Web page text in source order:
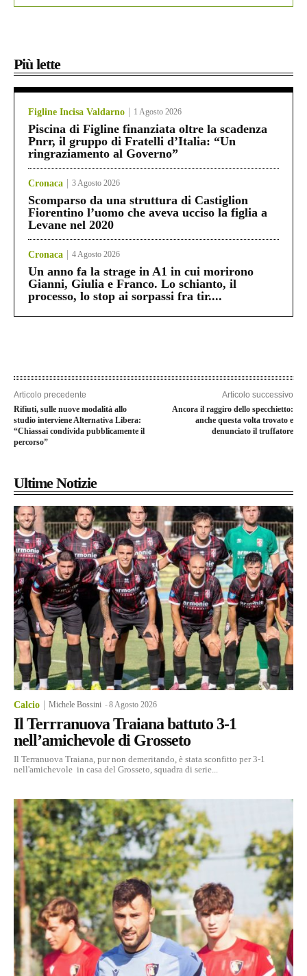
Più lette
Figline Incisa Valdarno 1 Agosto 2026
Piscina di Figline finanziata oltre la scadenza
Pnrr, il gruppo di Fratelli d’Italia: “Un
ringraziamento al Governo”
Cronaca 3 Agosto 2026
Scomparso da una struttura di Castiglion
Fiorentino l’uomo che aveva ucciso la figlia a
Levane nel 2020
Cronaca 4 Agosto 2026
Un anno fa la strage in A1 in cui morirono
Gianni, Giulia e Franco. Lo schianto, il
processo, lo stop ai sorpassi fra tir....
Articolo precedente
Rifiuti, sulle nuove modalità allo
studio interviene Alternativa Libera:
“Chiassai condivida pubblicamente il
percorso”
Articolo successivo
Ancora il raggiro dello specchietto:
anche questa volta trovato e
denunciato il truffatore
Ultime Notizie
Calcio Michele Bossini -8 Agosto 2026
Il Terrranuova Traiana battuto 3-1
nell’amichevole di Grosseto
Il Terranuova Traiana, pur non demeritando, è stata sconfitto per 3-1
nell'amichevole in casa del Grosseto, squadra di serie...